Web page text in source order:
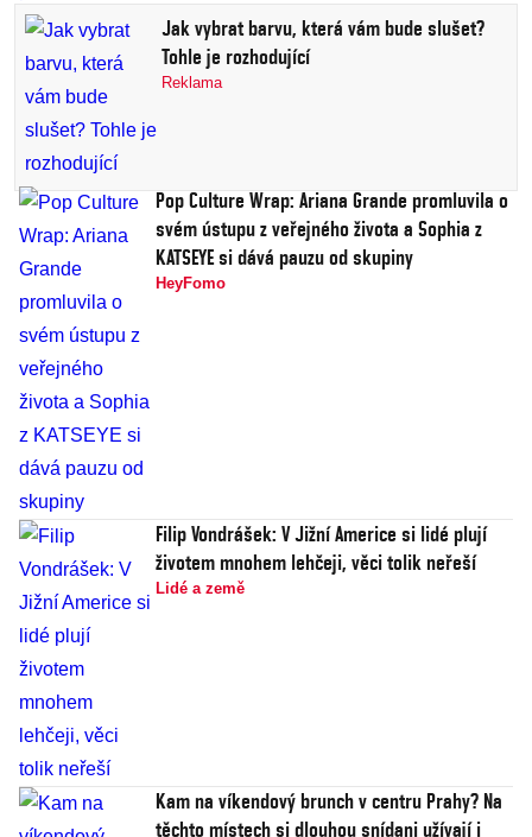
Jak vybrat barvu, která vám bude slušet?
Tohle je rozhodující
Reklama
Pop Culture Wrap: Ariana Grande promluvila o
svém ústupu z veřejného života a Sophia z
KATSEYE si dává pauzu od skupiny
HeyFomo
Filip Vondrášek: V Jižní Americe si lidé plují
životem mnohem lehčeji, věci tolik neřeší
Lidé a země
Kam na víkendový brunch v centru Prahy? Na
těchto místech si dlouhou snídani užívají i